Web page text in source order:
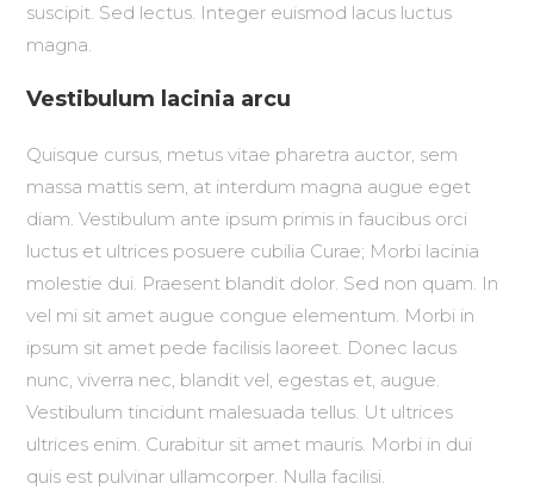
suscipit. Sed lectus. Integer euismod lacus luctus
magna.
Vestibulum lacinia arcu
Quisque cursus, metus vitae pharetra auctor, sem
massa mattis sem, at interdum magna augue eget
diam. Vestibulum ante ipsum primis in faucibus orci
luctus et ultrices posuere cubilia Curae; Morbi lacinia
molestie dui. Praesent blandit dolor. Sed non quam. In
vel mi sit amet augue congue elementum. Morbi in
ipsum sit amet pede facilisis laoreet. Donec lacus
nunc, viverra nec, blandit vel, egestas et, augue.
Vestibulum tincidunt malesuada tellus. Ut ultrices
ultrices enim. Curabitur sit amet mauris. Morbi in dui
quis est pulvinar ullamcorper. Nulla facilisi.